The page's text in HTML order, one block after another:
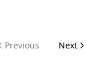
Previous Next